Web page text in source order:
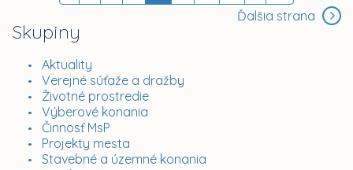
Skupiny
Aktuality
Verejné súťaže a dražby
Životné prostredie
Výberové konania
Činnosť MsP
Projekty mesta
Stavebné a územné konania
Ďalšia strana